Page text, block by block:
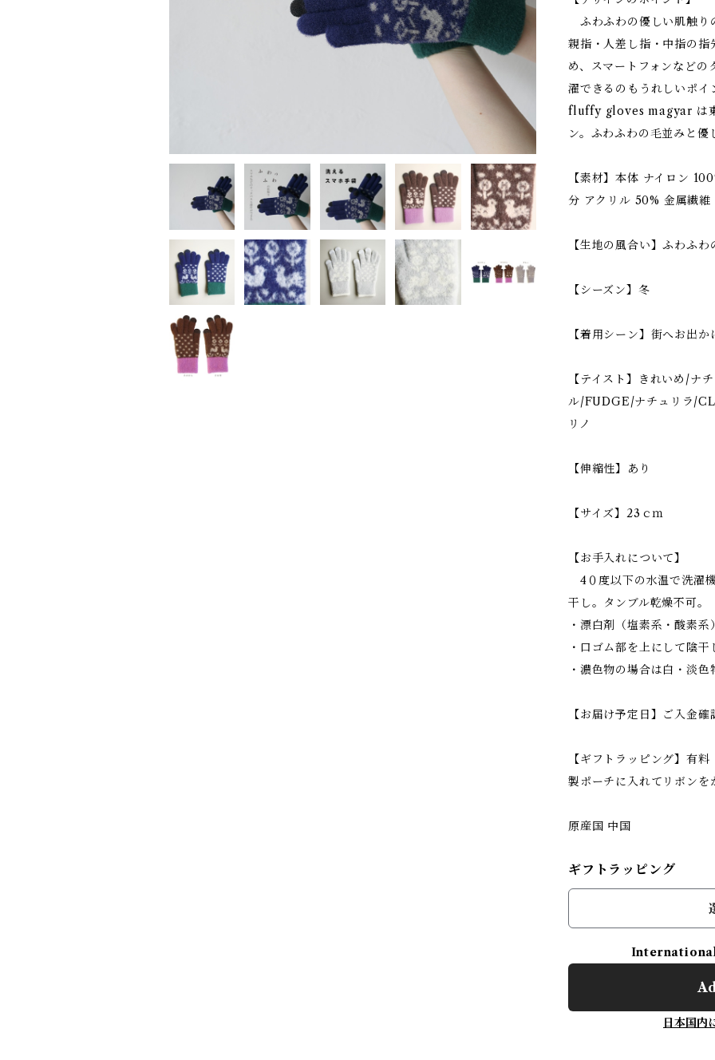
ふわふわの優しい肌触り
親指・人差し指・中指の
め、スマートフォンなどの
濯できるのもうれしいポイ
fluffy gloves magyar は東
ン。ふわふわの毛並みと
【素材】本体 ナイロン
分 アクリル 50% 金属繊維
【生地の風合い】ふわふ
【シーズン】冬
【着用シーン】街へお出
【テイスト】きれいめ/ナ
ル/FUDGE/ナチュリラ/
リノ
【伸縮性】あり
【サイズ】23ｃｍ
【お手入れについて】
4０度以下の水温で洗濯
干し。タンブル乾燥不可。
・漂白剤（塩素系・酸素
・口ゴム部を上にして陰
・濃色物の場合は白・淡
【お届け予定日】ご入金
【ギフトラッピング】有
製ポーチに入れてリボンを
原産国 中国
ギフトラッピング
日本国内